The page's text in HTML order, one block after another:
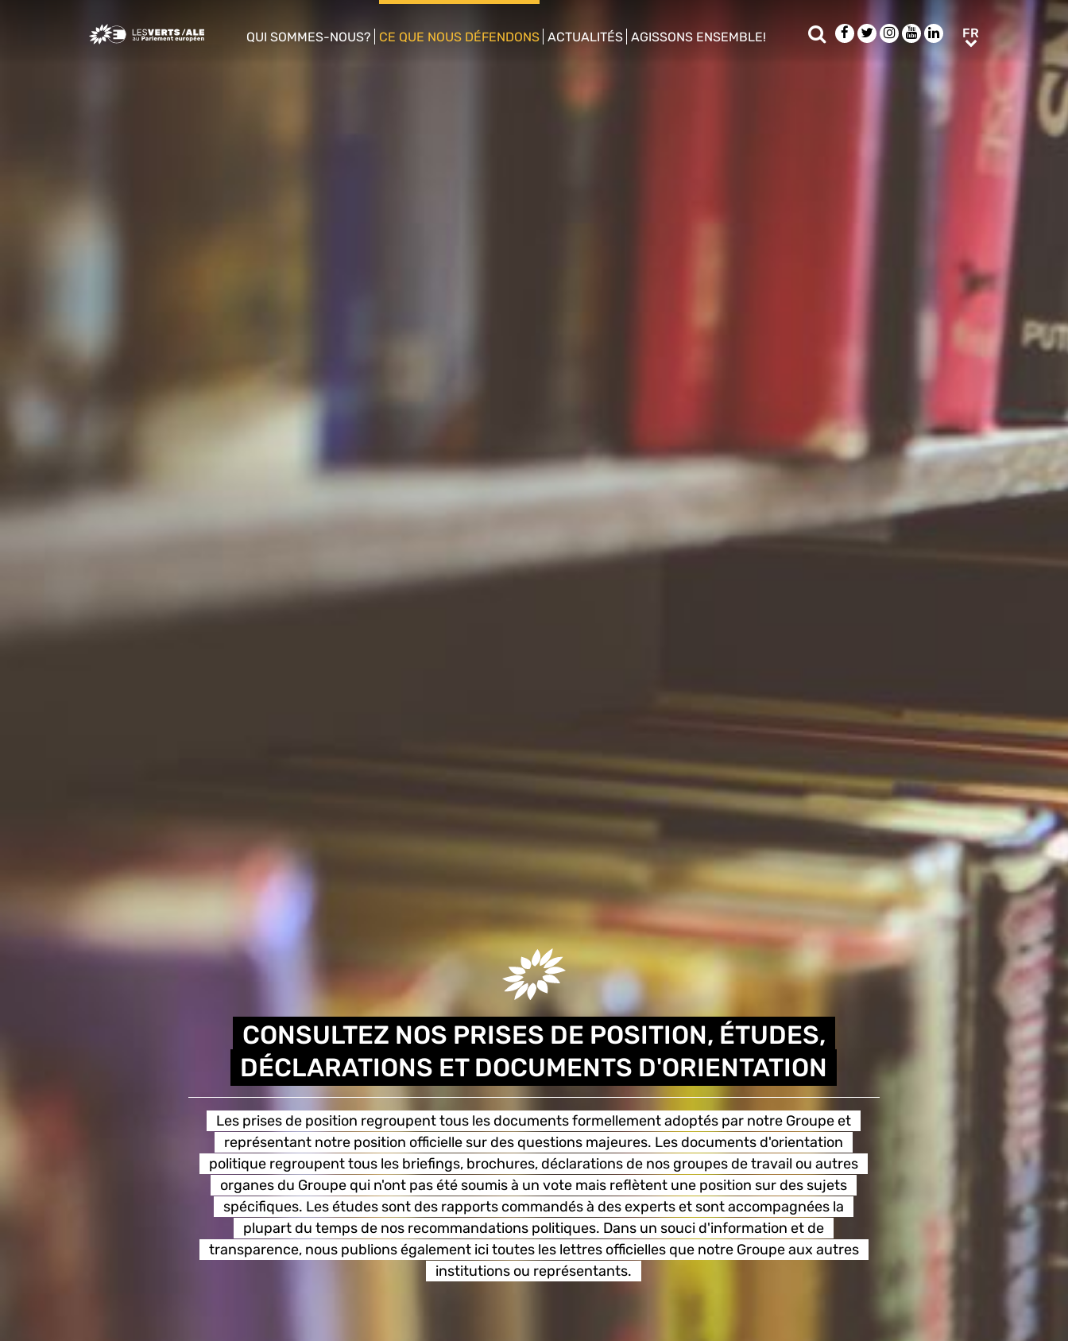
Greens/EFA Home
QUI SOMMES-NOUS?
CE QUE NOUS DÉFENDONS ACTUALITÉS AGISSONS ENSEMBLE!
Rechercher
Facebook
TwitterInstagram
YoutubeLinkedIn
FR FR
CONSULTEZ NOS PRISES DE POSITION, ÉTUDES,
DÉCLARATIONS ET DOCUMENTS D'ORIENTATION
Les prises de position regroupent tous les documents formellement adoptés par notre Groupe et
représentant notre position officielle sur des questions majeures. Les documents d'orientation
politique regroupent tous les briefings, brochures, déclarations de nos groupes de travail ou autres
organes du Groupe qui n'ont pas été soumis à un vote mais reflètent une position sur des sujets
spécifiques. Les études sont des rapports commandés à des experts et sont accompagnées la
plupart du temps de nos recommandations politiques. Dans un souci d'information et de
transparence, nous publions également ici toutes les lettres officielles que notre Groupe aux autres
institutions ou représentants.